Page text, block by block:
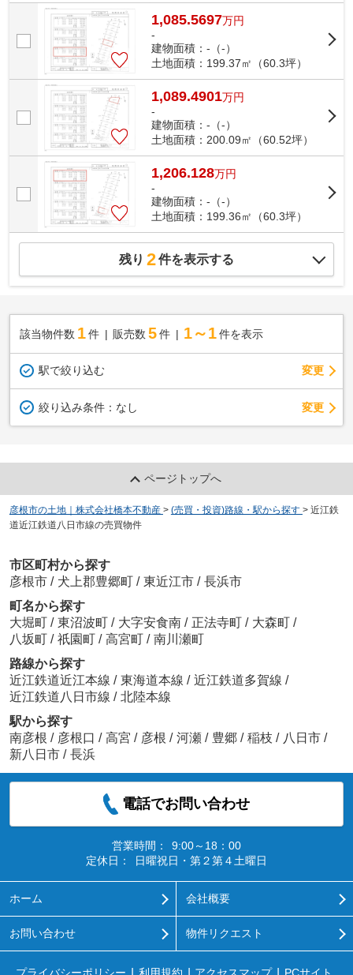
での負担が少ない立地です☆お客様にご満足...
1,085.5697万円
-
建物面積：-（-）
土地面積：199.37㎡（60.3坪）
1,089.4901万円
-
建物面積：-（-）
土地面積：200.09㎡（60.52坪）
1,206.128万円
-
建物面積：-（-）
土地面積：199.36㎡（60.3坪）
残り 2件を表示する
該当物件数 1件 販売数 5 件 1～1 件を表示
駅で絞り込む 変更
絞り込み条件： なし 変更
ページトップへ
彦根市の土地｜株式会社橋本不動産 > (売買・投資)路線・駅から探す > 近江鉄
道近江鉄道八日市線の売買物件
市区町村から探す
彦根市 / 犬上郡豊郷町 / 東近江市 / 長浜市
町名から探す
大堀町 / 東沼波町 / 大字安食南 / 正法寺町 / 大森町 /
八坂町 / 祇園町 / 高宮町 / 南川瀬町
路線から探す
近江鉄道近江本線 / 東海道本線 / 近江鉄道多賀線 /
近江鉄道八日市線 / 北陸本線
駅から探す
南彦根 / 彦根口 / 高宮 / 彦根 / 河瀬 / 豊郷 / 稲枝 / 八日市 /
新八日市 / 長浜
電話でお問い合わせ
営業時間：
9:00～18：00
定休日：
日曜祝日・第２第４土曜日
ホーム 会社概要
お問い合わせ 物件リクエスト